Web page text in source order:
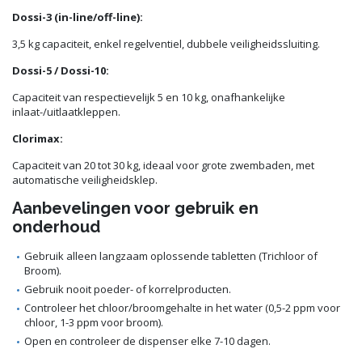
Dossi-3 (in-line/off-line):
3,5 kg capaciteit, enkel regelventiel, dubbele veiligheidssluiting.
Dossi-5 / Dossi-10:
Capaciteit van respectievelijk 5 en 10 kg, onafhankelijke
inlaat-/uitlaatkleppen.
Clorimax:
Capaciteit van 20 tot 30 kg, ideaal voor grote zwembaden, met
automatische veiligheidsklep.
Aanbevelingen voor gebruik en
onderhoud
Gebruik alleen langzaam oplossende tabletten (Trichloor of
Broom).
Gebruik nooit poeder- of korrelproducten.
Controleer het chloor/broomgehalte in het water (0,5-2 ppm voor
chloor, 1-3 ppm voor broom).
Open en controleer de dispenser elke 7-10 dagen.